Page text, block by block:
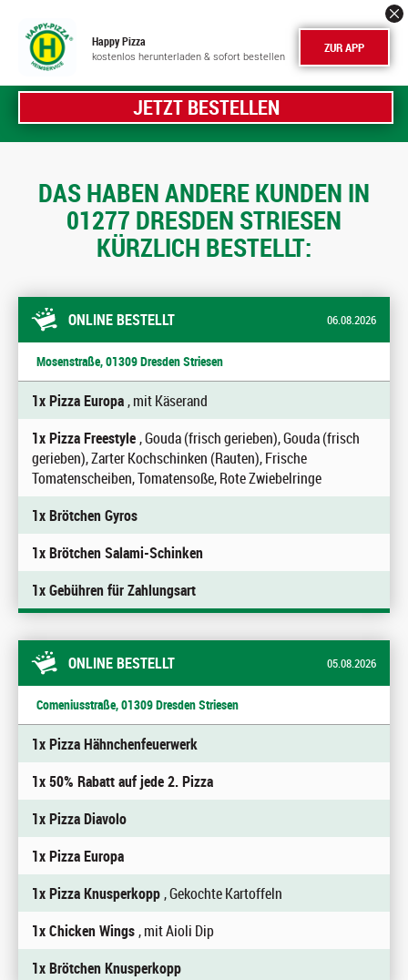
Happy Pizza
kostenlos herunterladen & sofort bestellen ZUR APP
JETZT BESTELLEN
DAS HABEN ANDERE KUNDEN IN
01277 DRESDEN STRIESEN
KÜRZLICH BESTELLT:
ONLINE BESTELLT 06.08.2026
Mosenstraße, 01309 Dresden Striesen
1x Pizza Europa, mit Käserand
1x Pizza Freestyle, Gouda (frisch gerieben), Gouda (frisch
gerieben), Zarter Kochschinken (Rauten), Frische
Tomatenscheiben, Tomatensoße, Rote Zwiebelringe
1x Brötchen Gyros
1x Brötchen Salami-Schinken
1x Gebühren für Zahlungsart
ONLINE BESTELLT 05.08.2026
Comeniusstraße, 01309 Dresden Striesen
1x Pizza Hähnchenfeuerwerk
1x 50% Rabatt auf jede 2. Pizza
1x Pizza Diavolo
1x Pizza Europa
1x Pizza Knusperkopp, Gekochte Kartoffeln
1x Chicken Wings, mit Aioli Dip
1x Brötchen Knusperkopp